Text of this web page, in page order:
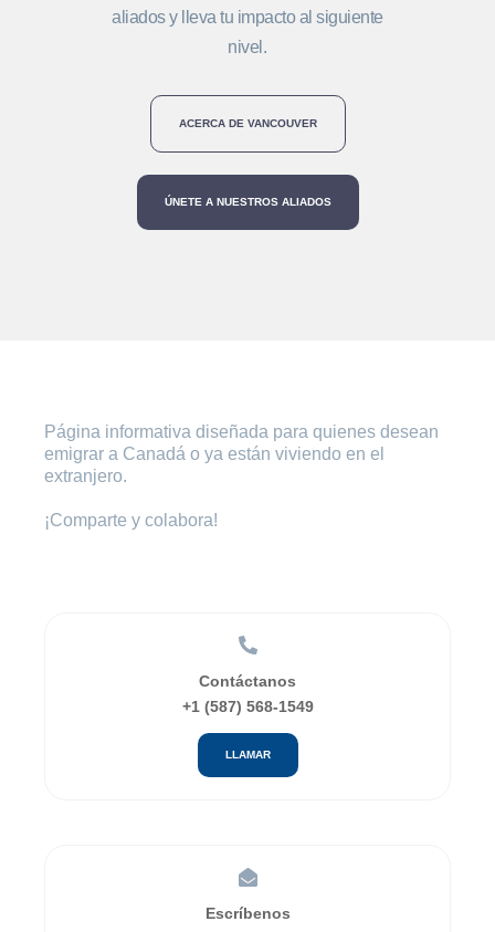
aliados y lleva tu impacto al siguiente
nivel.
ACERCA DE VANCOUVER
ÚNETE A NUESTROS ALIADOS
Página informativa diseñada para quienes desean
emigrar a Canadá o ya están viviendo en el
extranjero.
¡Comparte y colabora!
Contáctanos
+1 (587) 568-1549
LLAMAR
Escríbenos